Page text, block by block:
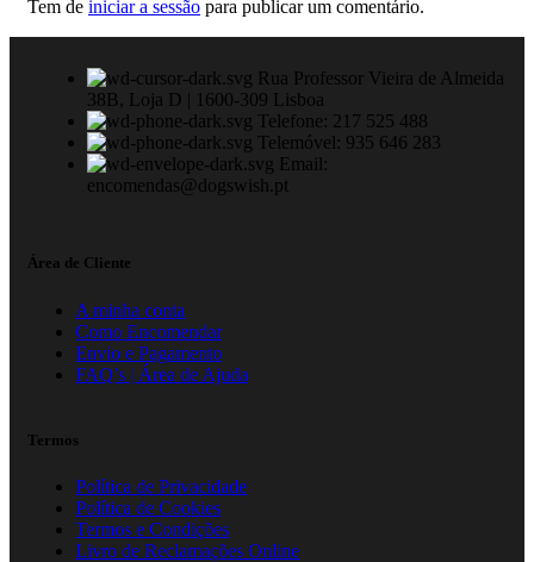
Tem de iniciar a sessão para publicar um comentário.
Rua Professor Vieira de Almeida
38B, Loja D | 1600-309 Lisboa
Telefone: 217 525 488
Telemóvel: 935 646 283
Email:
encomendas@dogswish.pt
Área de Cliente
A minha conta
Como Encomendar
Envio e Pagamento
FAQ’s | Área de Ajuda
Termos
Política de Privacidade
Política de Cookies
Termos e Condições
Livro de Reclamações Online